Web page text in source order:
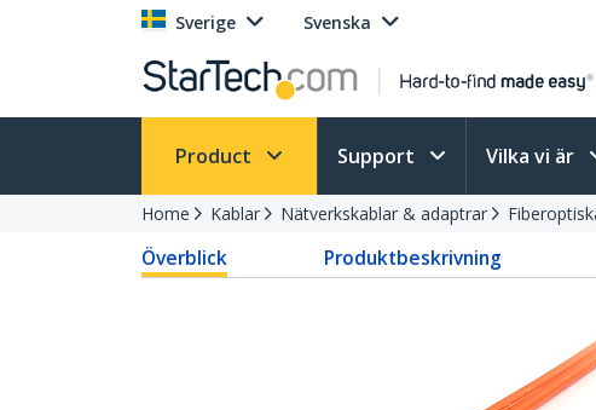
Sverige Svenska
Product Support Vilka vi är
Home Kablar Nätverkskablar & adaptrar
Överblick Produktbeskrivning